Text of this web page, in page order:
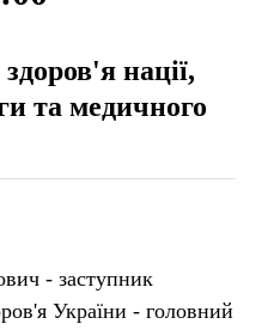
нації,
та медичного
- заступник
України - головний